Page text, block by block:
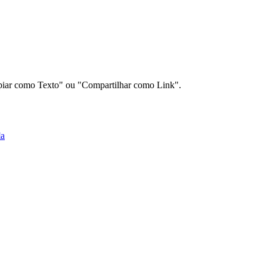
como Texto" ou "Compartilhar como Link".